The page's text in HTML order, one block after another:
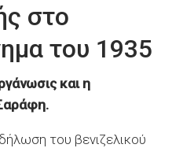
στο
του 1935
και η
του βενιζελικού